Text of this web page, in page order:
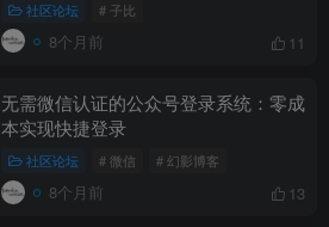
社区论坛 # 子比
8个月前 11
无需微信认证的公众号登录系统：零成
本实现快捷登录
社区论坛 # 微信 # 幻影博客
8个月前 13